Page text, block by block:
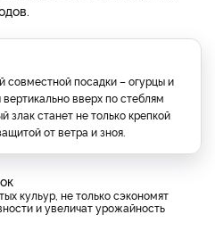
совместной посадки – огурцы и
вверх по стеблям
злак станет не только крепкой
от ветра и зноя.
и увеличат урожайность